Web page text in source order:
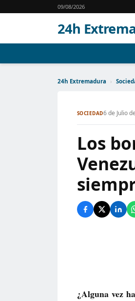
09/08/2026
24h
24h Extremadura ›
SOCIEDAD6 de Julio
Los
¿Alguna vez